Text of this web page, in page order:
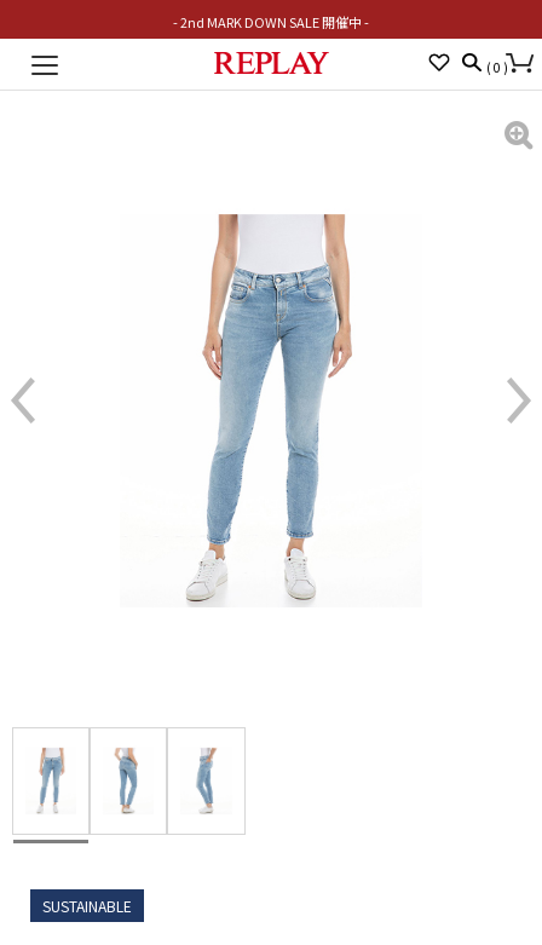
- 2nd MARK DOWN SALE 開催中 -
Toggle
( 0 )
SUSTAINABLE